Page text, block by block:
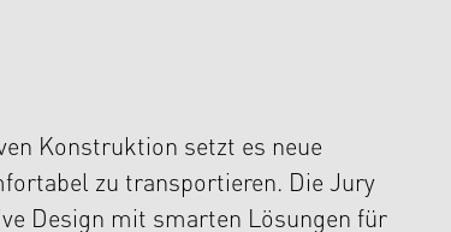
Konstruktion setzt es neue
zu transportieren. Die Jury
Design mit smarten Lösungen für